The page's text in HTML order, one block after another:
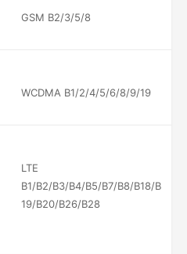
GSM B2/3/5/8
WCDMA B1/2/4/5/6/8/9/19
LTE
B1/B2/B3/B4/B5/B7/B8/B18/B
19/B20/B26/B28